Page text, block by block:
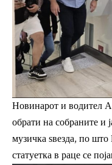
Новинарот и водител
обрати на собраните и
музичка ѕвезда, по
статуетка в раце се